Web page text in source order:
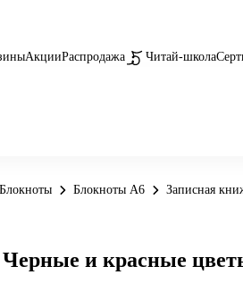
АкцииРаспродажа Читай-школа
Блокноты Блокноты А6 Записная
и красные